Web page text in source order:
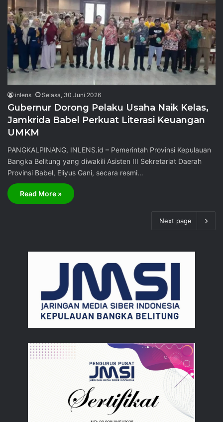
inlens Selasa, 30 Juni 2026
Gubernur Dorong Pelaku Usaha Naik Kelas,
Jamkrida Babel Perkuat Literasi Keuangan
UMKM
PANGKALPINANG, INLENS.id – Pemerintah Provinsi Kepulauan
Bangka Belitung yang diwakili Asisten III Sekretariat Daerah
Provinsi Babel, Eliyus Gani, secara resmi…
Read More »
Next page